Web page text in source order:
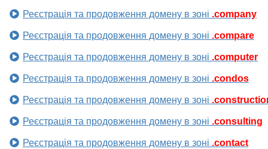
Реєстрація та продовження домену в зоні .company
Реєстрація та продовження домену в зоні .compare
Реєстрація та продовження домену в зоні .computer
Реєстрація та продовження домену в зоні .condos
Реєстрація та продовження домену в зоні
Реєстрація та продовження домену в зоні .consulting
Реєстрація та продовження домену в зоні .contact